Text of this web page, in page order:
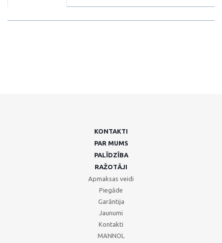
KONTAKTI
PAR MUMS
PALĪDZĪBA
RAŽOTĀJI
Apmaksas veidi
Piegāde
Garāntija
Jaunumi
Kontakti
MANNOL